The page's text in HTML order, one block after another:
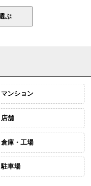
マンション
店舗
倉庫・工場
駐車場